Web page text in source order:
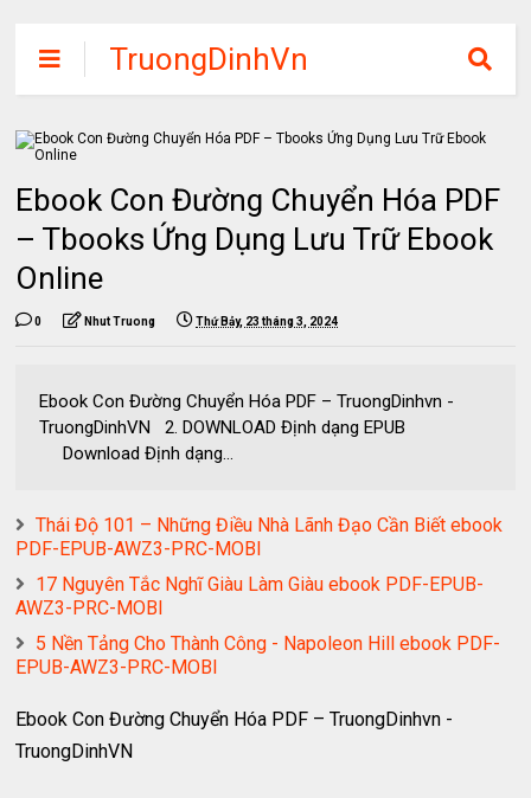
TruongDinhVn
Chia sẽ ebook,
các khóa học,
tập miễn phí
Ebook Con Đường Chuyển Hóa PDF
– Tbooks Ứng Dụng Lưu Trữ Ebook
Online
0 Nhut Truong Thứ Bảy, 23 tháng 3, 2024
Ebook Con Đường Chuyển Hóa PDF – TruongDinhvn -
TruongDinhVN 2. DOWNLOAD Định dạng EPUB
Download Định dạng...
Thái Độ 101 – Những Điều Nhà Lãnh Đạo Cần Biết ebook
PDF-EPUB-AWZ3-PRC-MOBI
17 Nguyên Tắc Nghĩ Giàu Làm Giàu ebook PDF-EPUB-
AWZ3-PRC-MOBI
5 Nền Tảng Cho Thành Công - Napoleon Hill ebook PDF-
EPUB-AWZ3-PRC-MOBI
Ebook Con Đường Chuyển Hóa PDF – TruongDinhvn -
TruongDinhVN